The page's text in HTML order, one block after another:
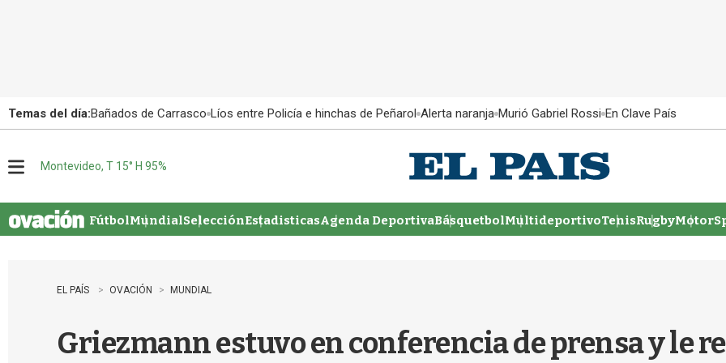
Temas del día:Bañados de Carrasco Líos entre Policía e hinchas de Peñarol Alerta naranja Murió Gabriel Rossi En Clave País
u
Montevideo, T 15° H 95%
FútbolMundialSelecciónEstadisticasAgenda DeportivaBásquetbolMultideportivoTenisRugby
EL PAÍS OVACIÓN MUNDIAL
Griezmann estuvo en conferencia de prensa y le